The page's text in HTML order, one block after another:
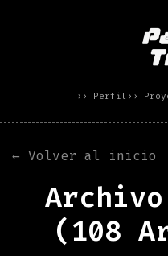
›› Perfil ››
← Volver al inicio
(108